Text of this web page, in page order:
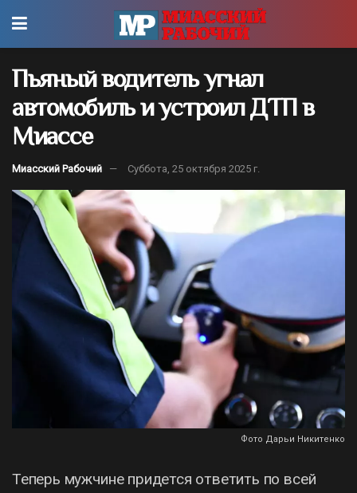
Пьяный водитель угнал
автомобиль и устроил ДТП в
Миассе
Миасский Рабочий Суббота, 25 октября 2025 г.
Фото Дарьи Никитенко
Теперь мужчине придется ответить по всей